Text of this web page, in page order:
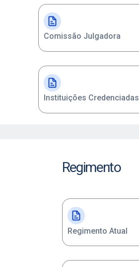
Comissão Julgadora
Instituições Credenciadas
Regimento
Regimento Atual